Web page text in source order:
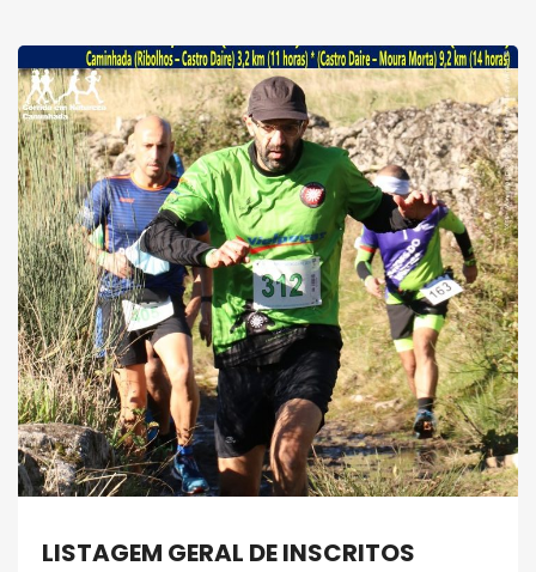
LISTAGEM GERAL DE INSCRITOS